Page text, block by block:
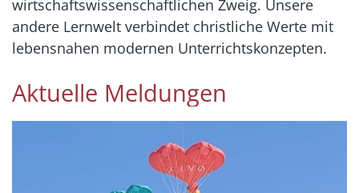
wirtschaftswissenschaftlichen Zweig. Unsere
andere Lernwelt verbindet christliche Werte mit
lebensnahen modernen Unterrichtskonzepten.
Aktuelle Meldungen